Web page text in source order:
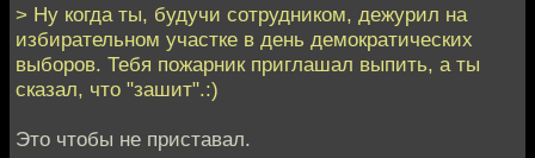
> Ну когда ты, будучи сотрудником, дежурил на
избирательном участке в день демократических
выборов. Тебя пожарник приглашал выпить, а ты
сказал, что "зашит".:)
Это чтобы не приставал.